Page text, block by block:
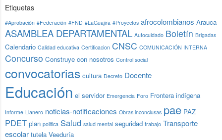
Etiquetas
#Aprobación #Federación #FND #LaGuajira #Proyectos afrocolombianos Arauca
ASAMBLEA DEPARTAMENTAL Autocuidado Boletín Brigadas
Calendario Calidad educativa Certificacion CNSC COMUNICACIÓN INTERNA
Concurso Construye con nosotros Control social
convocatorias cultura Decreto Docente
Educación el servidor Emergencia Foro Frontera indígena
Informe Llanero noticias-notificaciones Obras inconclusas pae PAZ
PDET plan politica Salud salud mental seguridad trabajo Transporte
escolar tutela Veeduría